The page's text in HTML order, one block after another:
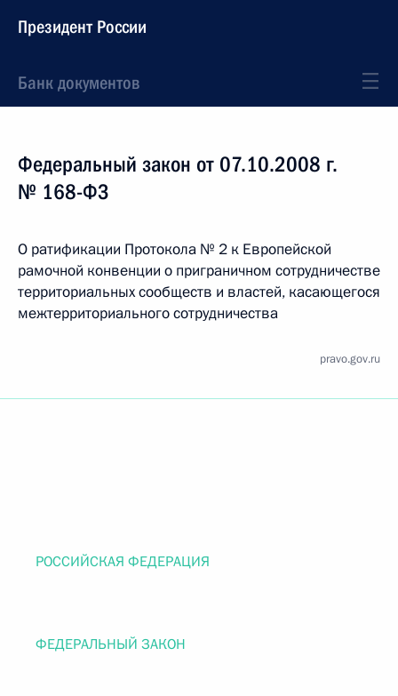
Президент России
Банк документов
Федеральный закон от 07.10.2008 г.
№ 168-ФЗ
О ратификации Протокола № 2 к Европейской
рамочной конвенции о приграничном сотрудничестве
территориальных сообществ и властей, касающегося
межтерриториального сотрудничества
pravo.gov.ru
РОССИЙСКАЯ ФЕДЕРАЦИЯ
ФЕДЕРАЛЬНЫЙ ЗАКОН